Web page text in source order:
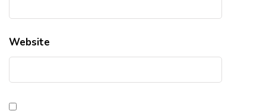
Website